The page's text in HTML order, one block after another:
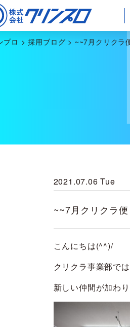
プロ >採用ブログ> ~~7月クリクラ
2021.07.06 Tue
~~7月クリクラ
こんにちは(^^)/
クリクラ事業部で
新しい仲間が加わ